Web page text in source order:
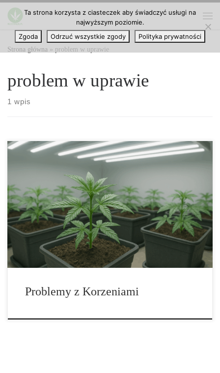
Przejdź do treści
Strona główna » problem w uprawie
problem w uprawie
1 wpis
Wprowadzenie: zajrzyj pod powierzchnię podłoża To, czego nie
widać, decyduje o wszystkim. Kondycja strefy korzeniowej
wpływa na szybkość wzrostu, odporność na stres i jakość plonów.
Gdy ignorujemy to, co dzieje się pod ziemią, problemy pojawiają
się po cichu: roślina nad ziemią bywa jeszcze jędrna, a korzenie
już walczą o tlen. […]
Problemy z Korzeniami
Ta strona korzysta z ciasteczek aby świadczyć usługi na
najwyższym poziomie.
Zgoda
Odrzuć wszystkie zgody Polityka prywatności